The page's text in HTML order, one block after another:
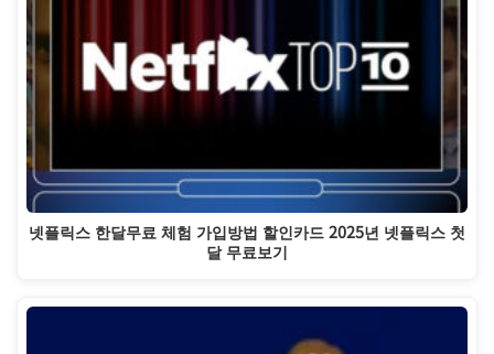
넷플릭스 한달무료 체험 가입방법 할인카드 2025년 넷플릭스 첫
달 무료보기